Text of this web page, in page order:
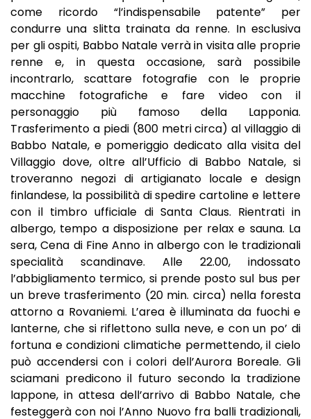
come ricordo “l’indispensabile patente” per
condurre una slitta trainata da renne. In esclusiva
per gli ospiti, Babbo Natale verrà in visita alle proprie
renne e, in questa occasione, sarà possibile
incontrarlo, scattare fotografie con le proprie
macchine fotografiche e fare video con il
personaggio più famoso della Lapponia.
Trasferimento a piedi (800 metri circa) al villaggio di
Babbo Natale, e pomeriggio dedicato alla visita del
Villaggio dove, oltre all’Ufficio di Babbo Natale, si
troveranno negozi di artigianato locale e design
finlandese, la possibilità di spedire cartoline e lettere
con il timbro ufficiale di Santa Claus. Rientrati in
albergo, tempo a disposizione per relax e sauna. La
sera, Cena di Fine Anno in albergo con le tradizionali
specialità scandinave. Alle 22.00, indossato
l’abbigliamento termico, si prende posto sul bus per
un breve trasferimento (20 min. circa) nella foresta
attorno a Rovaniemi. L’area è illuminata da fuochi e
lanterne, che si riflettono sulla neve, e con un po’ di
fortuna e condizioni climatiche permettendo, il cielo
può accendersi con i colori dell’Aurora Boreale. Gli
sciamani predicono il futuro secondo la tradizione
lappone, in attesa dell’arrivo di Babbo Natale, che
festeggerà con noi l’Anno Nuovo fra balli tradizionali,